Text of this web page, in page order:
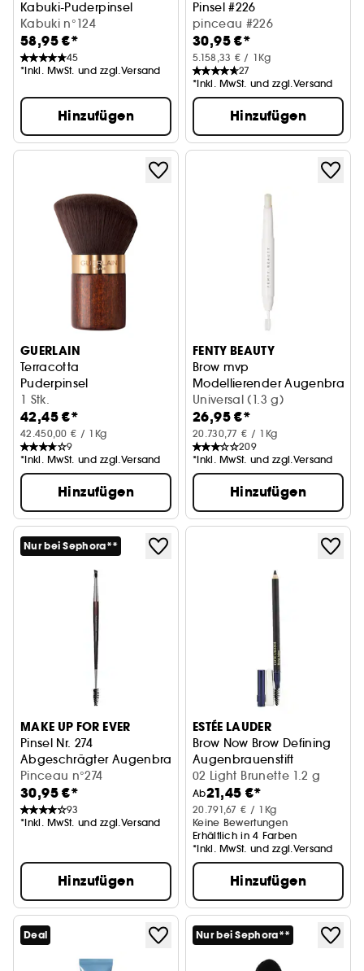
Kabuki-Puderpinsel
Kabuki n°124
58,95 €*
45
*Inkl. MwSt. und zzgl.Versand
Hinzufügen
Pinsel #226
pinceau #226
30,95 €*
5.158,33 € / 1Kg
27
*Inkl. MwSt. und zzgl.Versand
Hinzufügen
GUERLAIN
Terracotta
Puderpinsel
1 Stk.
42,45 €*
42.450,00 € / 1Kg
9
*Inkl. MwSt. und zzgl.Versand
Hinzufügen
FENTY BEAUTY
Brow mvp
Modellierender
Universal (1.3 g)
26,95 €*
20.730,77 € / 1Kg
209
*Inkl. MwSt. und zzgl.Versand
Hinzufügen
Nur bei Sephora**
MAKE UP FOR EVER
Pinsel Nr. 274
Abgeschrägter Augenbrauenpinsel mit Wimpernbürste
Pinceau n°274
30,95 €*
93
*Inkl. MwSt. und zzgl.Versand
Hinzufügen
ESTÉE LAUDER
Brow Now Brow Defining
Augenbrauenstift
02 Light Brunette 1.2 g
Ab21,45 €*
20.791,67 € / 1Kg
Keine Bewertungen
Erhältlich in 4 Farben
*Inkl. MwSt. und zzgl.Versand
Hinzufügen
Deal Nur bei Sephora**